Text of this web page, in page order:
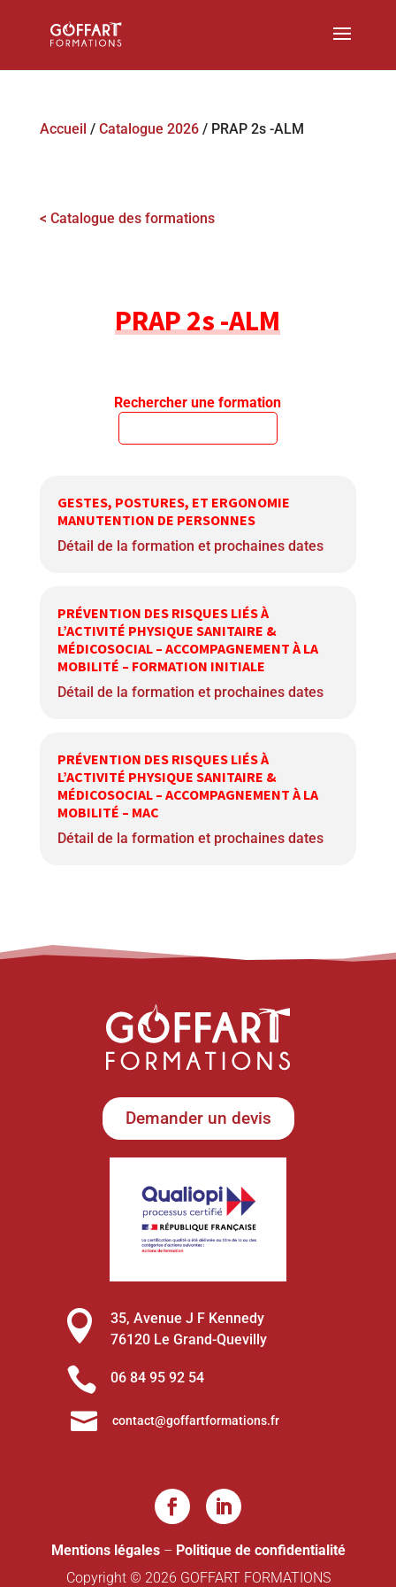
Accueil / Catalogue 2026/ PRAP 2s -ALM
< Catalogue des formations
PRAP 2s -ALM
Rechercher une formation
GESTES, POSTURES, ET ERGONOMIE
MANUTENTION DE PERSONNES
Détail de la formation et prochaines dates
PRÉVENTION DES RISQUES LIÉS À
L’ACTIVITÉ PHYSIQUE SANITAIRE &
MÉDICOSOCIAL – ACCOMPAGNEMENT À LA
MOBILITÉ – FORMATION INITIALE
Détail de la formation et prochaines dates
PRÉVENTION DES RISQUES LIÉS À
L’ACTIVITÉ PHYSIQUE SANITAIRE &
MÉDICOSOCIAL – ACCOMPAGNEMENT À LA
MOBILITÉ – MAC
Détail de la formation et prochaines dates
Demander un devis

35, Avenue J F Kennedy
76120 Le Grand-Quevilly
 06 84 95 92 54
 contact@goffartformations.fr
Mentions légales– Politique de confidentialité
Copyright © 2026 GOFFART FORMATIONS